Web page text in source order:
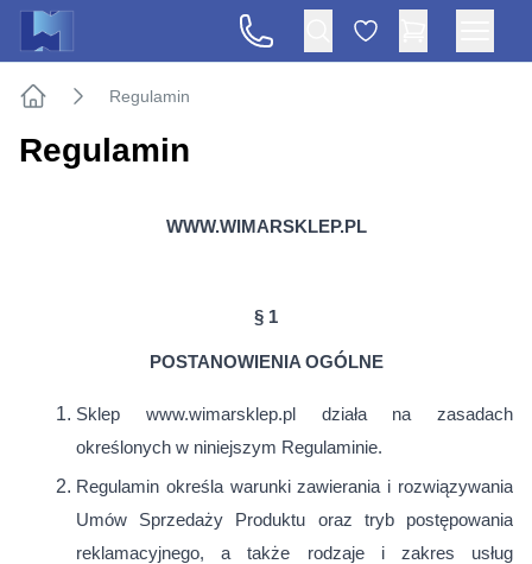
Regulamin
Regulamin
WWW.WIMARSKLEP.PL
§ 1
POSTANOWIENIA OGÓLNE
Sklep www.wimarsklep.pl działa na zasadach
określonych w niniejszym Regulaminie.
Regulamin określa warunki zawierania i rozwiązywania
Umów Sprzedaży Produktu oraz tryb postępowania
reklamacyjnego, a także rodzaje i zakres usług